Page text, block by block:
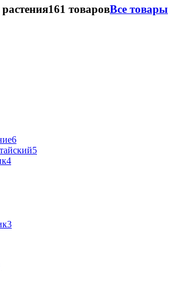
161 товаровВсе товары
6
5
4
3